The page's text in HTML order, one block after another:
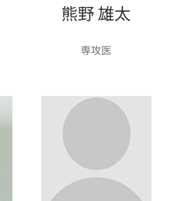
熊野 雄太
専攻医